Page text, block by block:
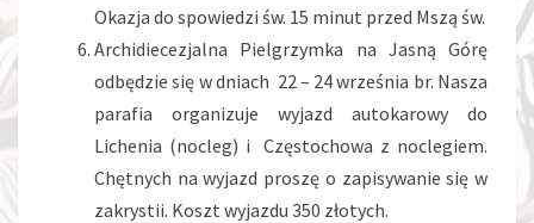
Okazja do spowiedzi św. 15 minut przed Mszą św.
Archidiecezjalna Pielgrzymka na Jasną Górę
odbędzie się w dniach 22 – 24 września br. Nasza
parafia organizuje wyjazd autokarowy do
Lichenia (nocleg) i Częstochowa z noclegiem.
Chętnych na wyjazd proszę o zapisywanie się w
zakrystii. Koszt wyjazdu 350 złotych.